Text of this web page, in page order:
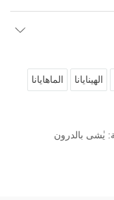
الهينايانا الماهايانا